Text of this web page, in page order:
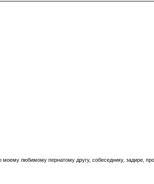
любимому пернатому другу, собеседнику, задире,